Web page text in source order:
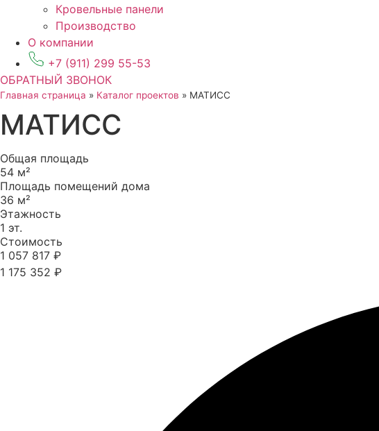
Кровельные панели
Производство
О компании
+7 (911) 299 55-53
ОБРАТНЫЙ ЗВОНОК
Главная страница » Каталог проектов » МАТИСС
МАТИСС
Общая площадь
54 м²
Площадь помещений дома
36 м²
Этажность
1 эт.
Стоимость
1 057 817 ₽
1 175 352 ₽